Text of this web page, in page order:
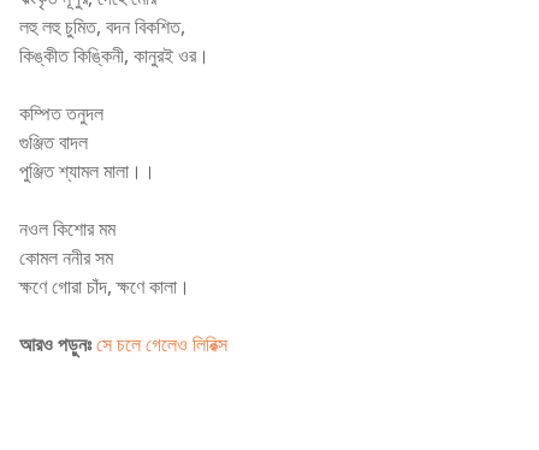
লহু লহু চুমিত, বদন বিকশিত,
কিঙ্কীত কিঙ্কিনী, কানুরই ওর।
কম্পিত তনুদল
গুঞ্জিত বাদল
পুঞ্জিত শ্যামল মালা।।
নওল কিশোর মম
কোমল ননীর সম
ক্ষণে গোরা চাঁদ, ক্ষণে কালা।
আরও পড়ুনঃসে চলে গেলেও লিরিক্স